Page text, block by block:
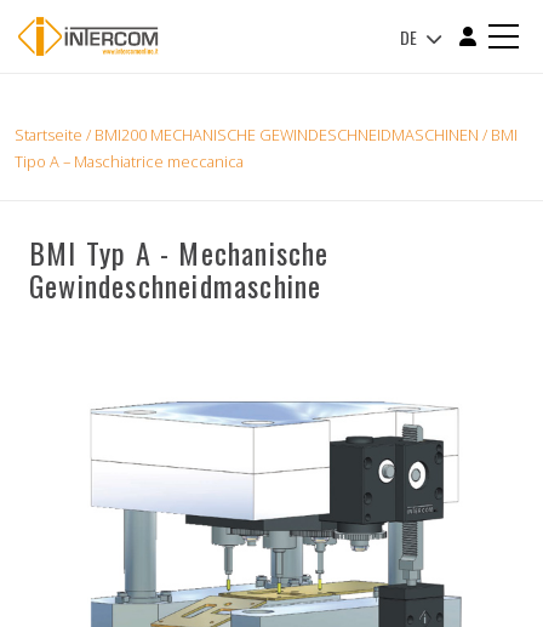
DE
Startseite / BMI200 MECHANISCHE GEWINDESCHNEIDMASCHINEN / BMI
Tipo A – Maschiatrice meccanica
BMI Typ A - Mechanische
Gewindeschneidmaschine